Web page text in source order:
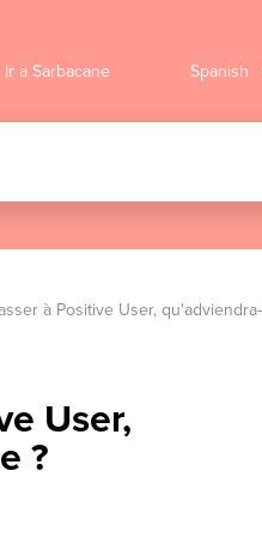
Ir a Sarbacane
à Positive User,
User,
?